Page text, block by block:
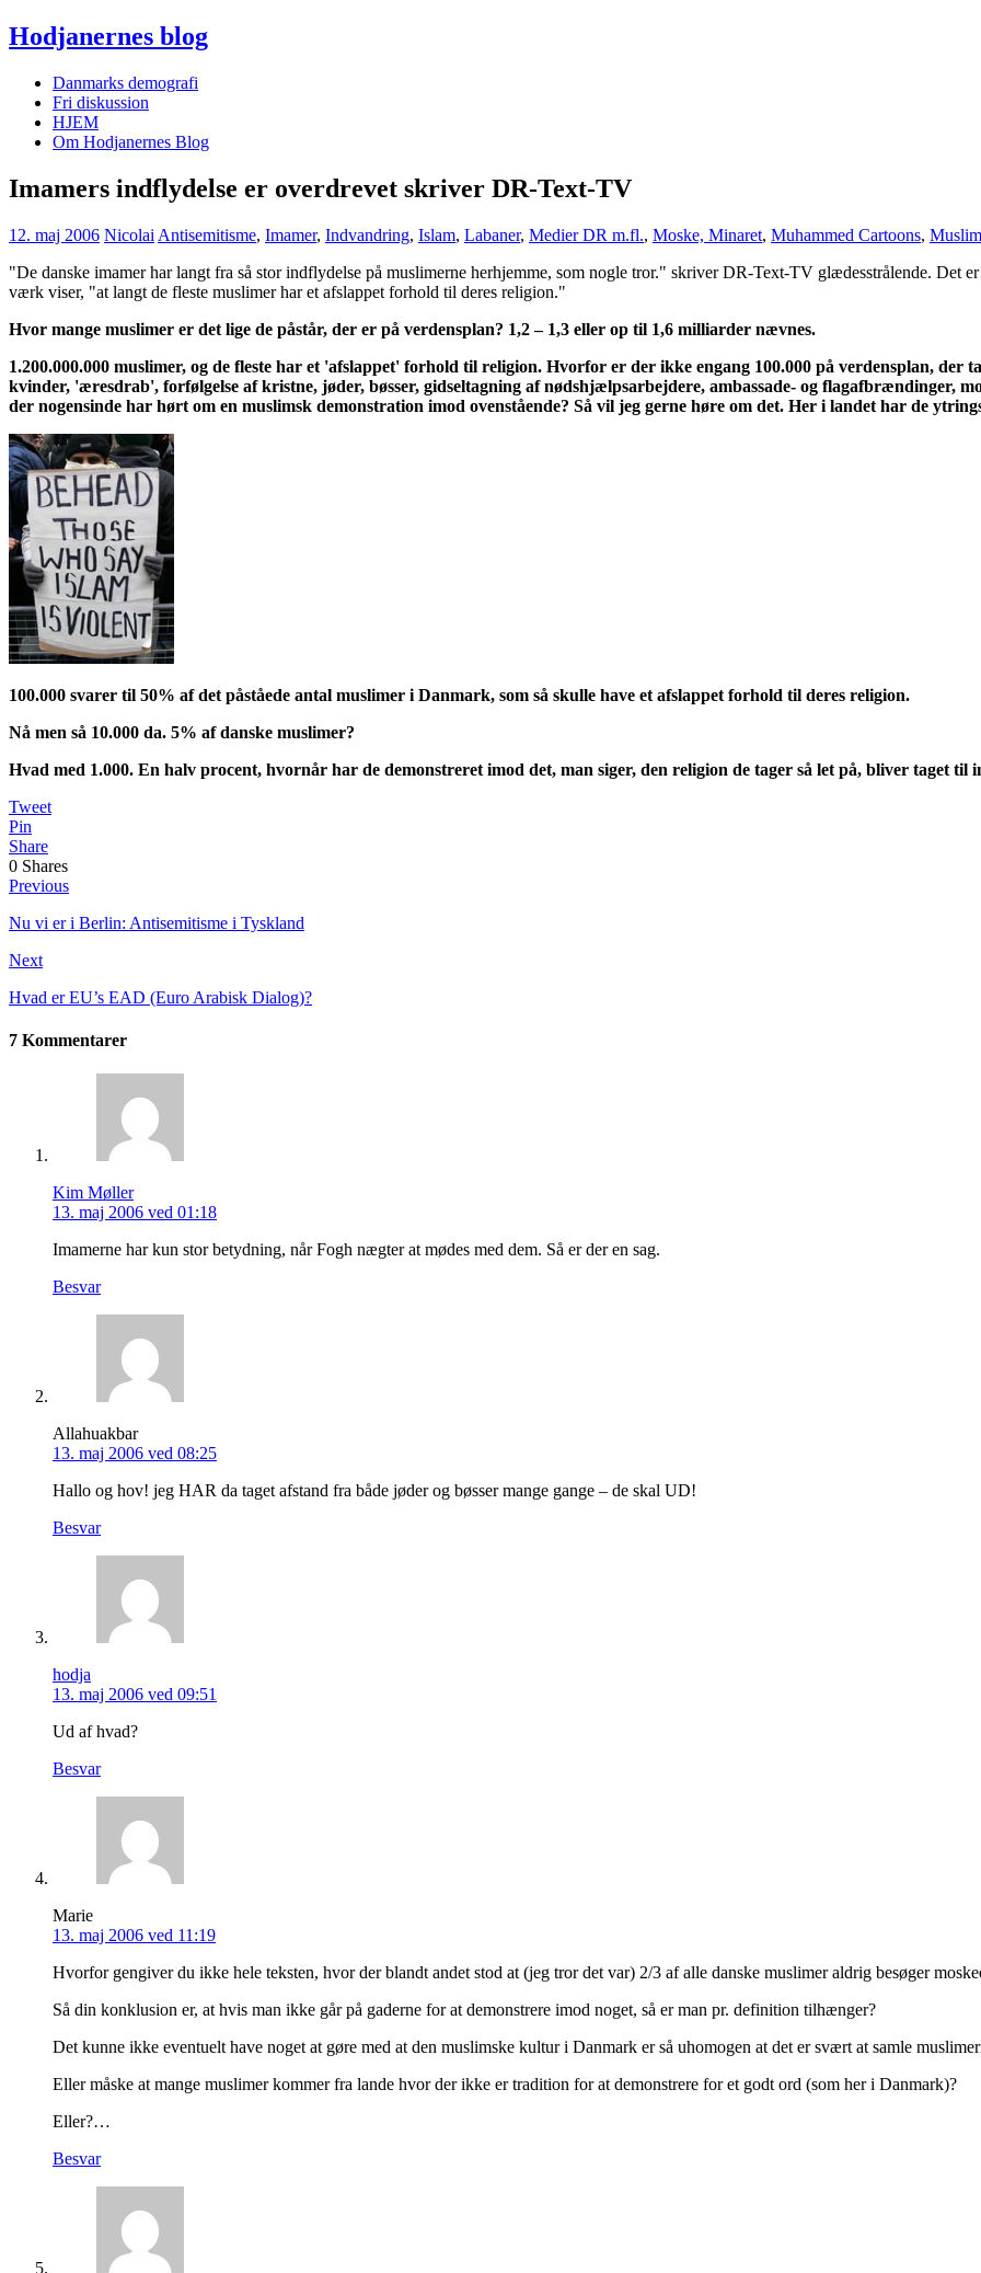
Hodjanernes blog
Danmarks demografi
Fri diskussion
HJEM
Om Hodjanernes Blog
Imamers indflydelse er overdrevet skriver DR-Text-TV
12. maj 2006 Nicolai Antisemitisme, Imamer, Indvandring, Islam, Labaner, Medier DR m.fl., Moske, Minaret, Muhammed Cartoons,
"De danske imamer har langt fra så stor indflydelse på muslimerne herhjemme, som nogle tror." skriver DR-Text-TV glædesstrålende. Det
værk viser, "at langt de fleste muslimer har et afslappet forhold til deres religion."
Hvor mange muslimer er det lige de påstår, der er på verdensplan? 1,2 – 1,3 eller op til 1,6 milliarder nævnes.
1.200.000.000 muslimer, og de fleste har et 'afslappet' forhold til religion. Hvorfor er der ikke engang 100.000 på verdensplan, der
kvinder, 'æresdrab', forfølgelse af kristne, jøder, bøsser, gidseltagning af nødshjælpsarbejdere, ambassade- og flagafbrændinger,
der nogensinde har hørt om en muslimsk demonstration imod ovenstående? Så vil jeg gerne høre om det. Her i landet har de
100.000 svarer til 50% af det påståede antal muslimer i Danmark, som så skulle have et afslappet forhold til deres religion.
Nå men så 10.000 da. 5% af danske muslimer?
Hvad med 1.000. En halv procent, hvornår har de demonstreret imod det, man siger, den religion de tager så let på, bliver taget til
Tweet
Pin
Share
0 Shares
Previous
Nu vi er i Berlin: Antisemitisme i Tyskland
Next
Hvad er EU’s EAD (Euro Arabisk Dialog)?
7 Kommentarer
Kim Møller
13. maj 2006 ved 01:18
Imamerne har kun stor betydning, når Fogh nægter at mødes med dem. Så er der en sag.
Besvar
Allahuakbar
13. maj 2006 ved 08:25
Hallo og hov! jeg HAR da taget afstand fra både jøder og bøsser mange gange – de skal UD!
Besvar
hodja
13. maj 2006 ved 09:51
Ud af hvad?
Besvar
Marie
13. maj 2006 ved 11:19
Hvorfor gengiver du ikke hele teksten, hvor der blandt andet stod at (jeg tror det var) 2/3 af alle danske muslimer aldrig besøger
Så din konklusion er, at hvis man ikke går på gaderne for at demonstrere imod noget, så er man pr. definition tilhænger?
Det kunne ikke eventuelt have noget at gøre med at den muslimske kultur i Danmark er så uhomogen at det er svært at samle
Eller måske at mange muslimer kommer fra lande hvor der ikke er tradition for at demonstrere for et godt ord (som her i Danmark)?
Eller?…
Besvar